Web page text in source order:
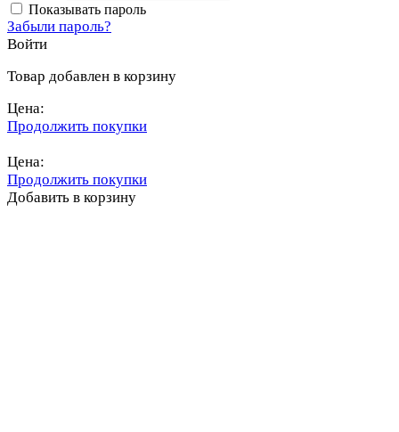
Показывать пароль
Забыли пароль?
Войти
Товар добавлен в корзину
Цена:
Продолжить покупки
Цена:
Продолжить покупки
Добавить в корзину